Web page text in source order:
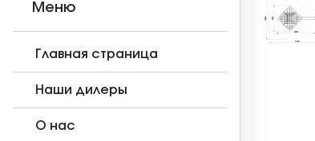
Меню
Главная страница
Наши дилеры
О нас